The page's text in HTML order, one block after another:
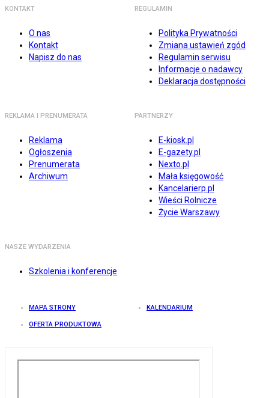
KONTAKT
O nas
Kontakt
Napisz do nas
REGULAMIN
Polityka Prywatności
Zmiana ustawień zgód
Regulamin serwisu
Informacje o nadawcy
Deklaracja dostępności
REKLAMA I PRENUMERATA
Reklama
Ogłoszenia
Prenumerata
Archiwum
PARTNERZY
E-kiosk.pl
E-gazety.pl
Nexto.pl
Mała księgowość
Kancelarierp.pl
Wieści Rolnicze
Życie Warszawy
NASZE WYDARZENIA
Szkolenia i konferencje
MAPA STRONY KALENDARIUM
OFERTA PRODUKTOWA